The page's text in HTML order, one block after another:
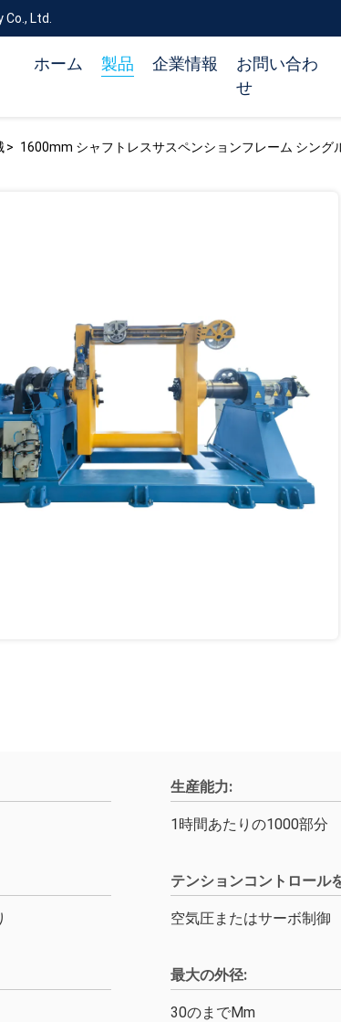
Ltd.
ホーム 製品 企業情報
お問い合わ
せ
> 1600mm シャフトレスサスペンションフレーム シング
生産能力:
1時間あたりの1000部分
テンションコントロール
空気圧またはサーボ制御
最大の外径:
30のまでMm